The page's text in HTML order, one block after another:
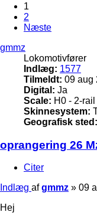
1
2
Næste
gmmz
Lokomotivfører
Indlæg: 1577
Tilmeldt: 09 aug
Digital: Ja
Scale: H0 - 2-rail
Skinnesystem:
Geografisk sted:
oprangering 26
Citer
Indlæg afgmmz » 09
Hej